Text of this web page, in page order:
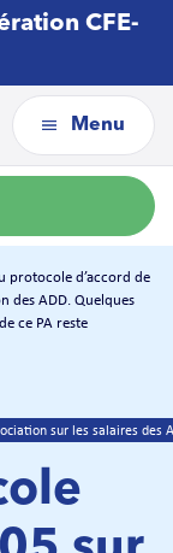
CFE-
Menu
protocole d’accord de
des ADD. Quelques
ce PA reste
sur les salaires des